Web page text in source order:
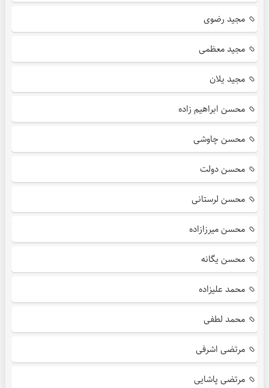
مجید رضوی
مجید معظمی
مجید یلان
محسن ابراهیم زاده
محسن چاوشی
محسن دولت
محسن لرستانی
محسن میرزازاده
محسن یگانه
محمد علیزاده
محمد لطفی
مرتضی اشرفی
مرتضی پاشایی